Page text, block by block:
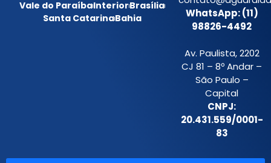
Vale do ParaíbaInteriorBrasília
Santa CatarinaBahia
WhatsApp: (11)
98826-4492
Av. Paulista, 2202
CJ 81 – 8º Andar –
São Paulo –
Capital
CNPJ:
20.431.559/0001-
83